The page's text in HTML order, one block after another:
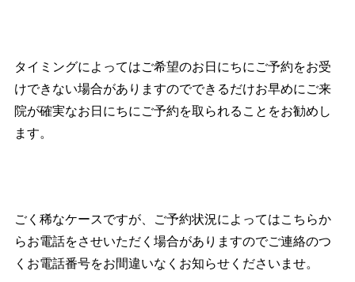
タイミングによってはご希望のお日にちにご予約をお受
けできない場合がありますのでできるだけお早めにご来
院が確実なお日にちにご予約を取られることをお勧めし
ます。
ごく稀なケースですが、ご予約状況によってはこちらか
らお電話をさせいただく場合がありますのでご連絡のつ
くお電話番号をお間違いなくお知らせくださいませ。